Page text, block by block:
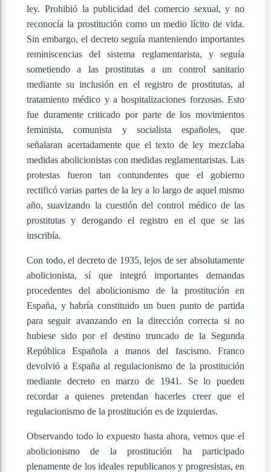
ley. Prohibió la publicidad del comercio sexual, y no
reconocía la prostitución como un medio lícito de vida.
Sin embargo, el decreto seguía manteniendo importantes
reminiscencias del sistema reglamentarista, y seguía
sometiendo a las prostitutas a un control sanitario
mediante su inclusión en el registro de prostitutas, al
tratamiento médico y a hospitalizaciones forzosas. Esto
fue duramente criticado por parte de los movimientos
feminista, comunista y socialista españoles, que
señalaran acertadamente que el texto de ley mezclaba
medidas abolicionistas con medidas reglamentaristas. Las
protestas fueron tan contundentes que el gobierno
rectificó varias partes de la ley a lo largo de aquel mismo
año, suavizando la cuestión del control médico de las
prostitutas y derogando el registro en el que se las
inscribía.
Con todo, el decreto de 1935, lejos de ser absolutamente
abolicionista, sí que integró importantes demandas
procedentes del abolicionismo de la prostitución en
España, y habría constituido un buen punto de partida
para seguir avanzando en la dirección correcta si no
hubiese sido por el destino truncado de la Segunda
República Española a manos del fascismo. Franco
devolvió a España al regulacionismo de la prostitución
mediante decreto en marzo de 1941. Se lo pueden
recordar a quienes pretendan hacerles creer que el
regulacionismo de la prostitución es de izquierdas.
Observando todo lo expuesto hasta ahora, vemos que el
abolicionismo de la prostitución ha participado
plenamente de los ideales republicanos y progresistas, en